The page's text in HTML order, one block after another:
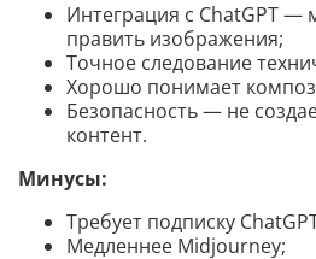
Интеграция с ChatGPT —
править изображения;
Точное следование
Хорошо понимает
Безопасность — не
контент.
Минусы:
Требует подписку
Медленнее Midjourney;